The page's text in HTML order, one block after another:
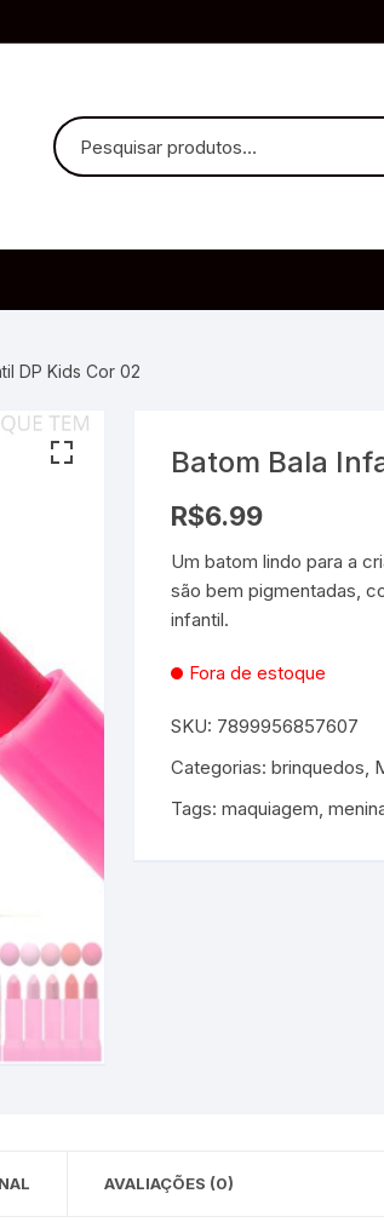
Microfone
e Fontes
Utilidades e
– Boneca etc
para Bebês e
de Brinquedo
Educacionais
ao Ar Livre
Ferramentas e
e Utilidades
E FIXAÇÃO
para pintura
festa
Adesivos
Embalagens
DP Kids Cor 02
Batom Bala
R$6.99
Um batom lindo para a
são bem pigmentadas,
infantil.
Fora de estoque
SKU: 7899956857607
Categorias: brinquedos,
Tags: maquiagem,
AVALIAÇÕES (0)